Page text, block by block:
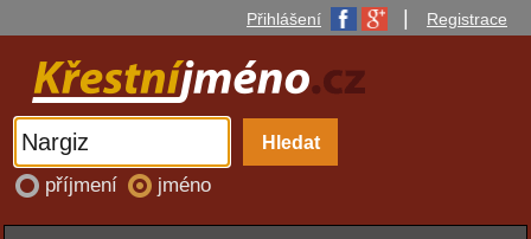
Přihlášení Registrace
příjmení jméno